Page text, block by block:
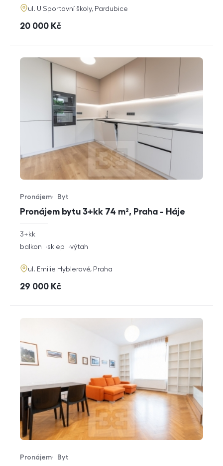
adresa
ul. U Sportovní školy, Pardubice
cena
20 000 Kč
Pronájem bytu 3+kk 74 m², Praha - Háje
Typ nabídky
Pronájem
Typ nemovitosti
Byt
rozměry
3+kk
funkce
balkon sklep výtah
adresa
ul. Emilie Hyblerové, Praha
cena
29 000 Kč
Typ nabídky
Pronájem
Typ nemovitosti
Byt